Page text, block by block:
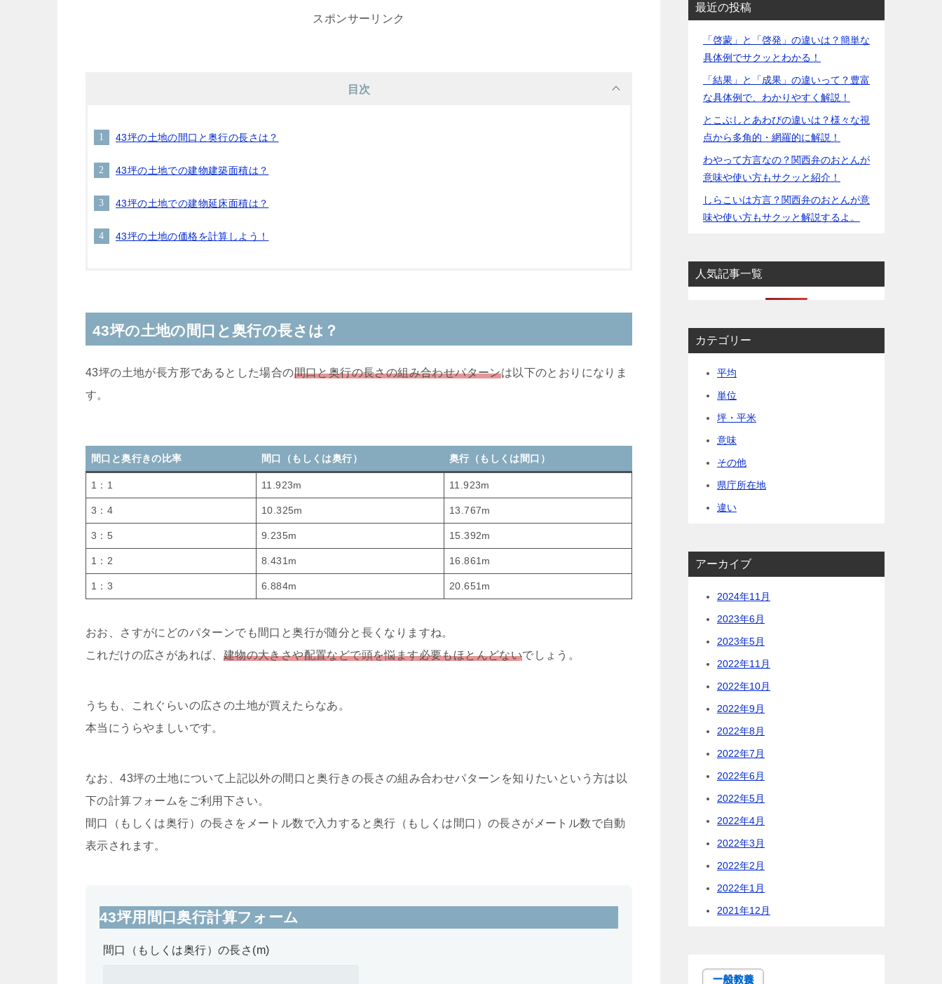
スポンサーリンク
目次
43坪の土地の間口と奥行の長さは？
43坪の土地での建物建築面積は？
43坪の土地での建物延床面積は？
43坪の土地の価格を計算しよう！
43坪の土地の間口と奥行の長さは？
43坪の土地が長方形であるとした場合の間口と奥行の長さの組み合わせパターンは以下のとおりになりま
す。
間口と奥行きの比率 間口（もしくは奥行） 奥行（もしくは間口）
1：1 11.923m 11.923m
3：4 10.325m 13.767m
3：5 9.235m 15.392m
1：2 8.431m 16.861m
1：3 6.884m 20.651m
おお、さすがにどのパターンでも間口と奥行が随分と長くなりますね。
これだけの広さがあれば、 建物の大きさや配置などで頭を悩ます必要もほとんどないでしょう。
うちも、これぐらいの広さの土地が買えたらなあ。
本当にうらやましいです。
なお、43坪の土地について上記以外の間口と奥行きの長さの組み合わせパターンを知りたいという方は以
下の計算フォームをご利用下さい。
間口（もしくは奥行）の長さをメートル数で入力すると奥行（もしくは間口）の長さがメートル数で自動
表示されます。
43坪用間口奥行計算フォーム
間口（もしくは奥行）の長さ(m)
最近の投稿
「啓蒙」と「啓発」の違いは？簡単な
具体例でサクッとわかる！
「結果」と「成果」の違いって？豊富
な具体例で、わかりやすく解説！
とこぶしとあわびの違いは？様々な視
点から多角的・網羅的に解説！
わやって方言なの？関西弁のおとんが
意味や使い方もサクッと紹介！
しらこいは方言？関西弁のおとんが意
味や使い方もサクッと解説するよ。
人気記事一覧
カテゴリー
平均
単位
坪・平米
意味
その他
県庁所在地
違い
アーカイブ
2024年11月
2023年6月
2023年5月
2022年11月
2022年10月
2022年9月
2022年8月
2022年7月
2022年6月
2022年5月
2022年4月
2022年3月
2022年2月
2022年1月
2021年12月